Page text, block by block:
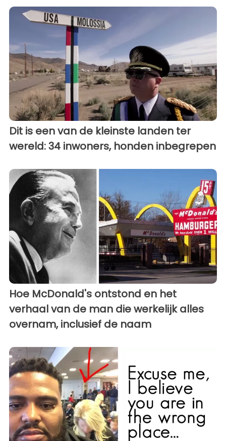
Dit is een van de kleinste landen ter
wereld: 34 inwoners, honden inbegrepen
Hoe McDonald's ontstond en het
verhaal van de man die werkelijk alles
overnam, inclusief de naam